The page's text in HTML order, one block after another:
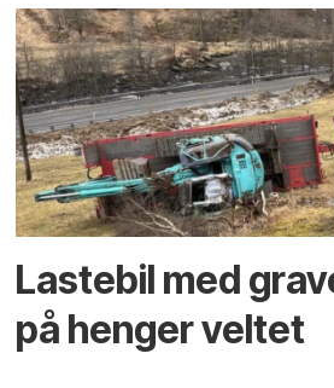
Lastebil med
på henger veltet